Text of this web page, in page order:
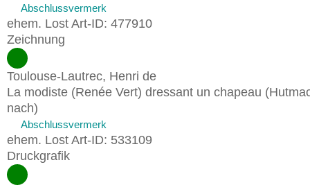
Abschlussvermerk
ehem. Lost Art-ID: 477910
Zeichnung
Toulouse-Lautrec, Henri de
La modiste (Renée Vert) dressant un chapeau
nach)
Abschlussvermerk
ehem. Lost Art-ID: 533109
Druckgrafik